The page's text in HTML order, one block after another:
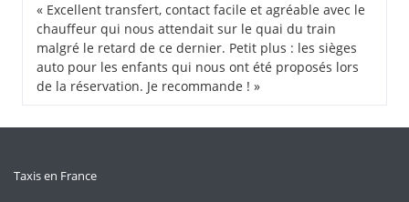
« Excellent transfert, contact facile et agréable avec le
chauffeur qui nous attendait sur le quai du train
malgré le retard de ce dernier. Petit plus : les sièges
auto pour les enfants qui nous ont été proposés lors
de la réservation. Je recommande ! »
Taxis en France